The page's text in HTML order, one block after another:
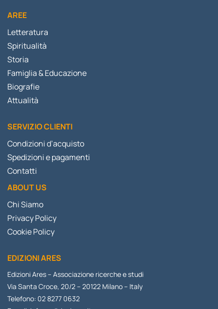
AREE
Letteratura
Spiritualità
Storia
Famiglia & Educazione
Biografie
Attualità
SERVIZIO CLIENTI
Condizioni d’acquisto
Spedizioni e pagamenti
Contatti
ABOUT US
Chi Siamo
Privacy Policy
Cookie Policy
EDIZIONI ARES
Edizioni Ares – Associazione ricerche e studi
Via Santa Croce, 20/2 – 20122 Milano – Italy
Telefono: 02 8277 0632